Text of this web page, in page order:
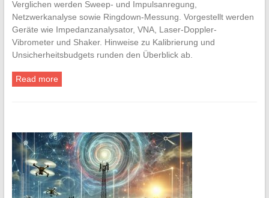
Verglichen werden Sweep- und Impulsanregung,
Netzwerkanalyse sowie Ringdown-Messung. Vorgestellt werden
Geräte wie Impedanzanalysator, VNA, Laser-Doppler-
Vibrometer und Shaker. Hinweise zu Kalibrierung und
Unsicherheitsbudgets runden den Überblick ab.
Read more